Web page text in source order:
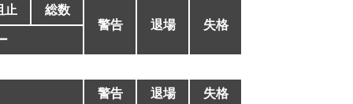
止
総数
警告
退場
失格
警告 退場
失格